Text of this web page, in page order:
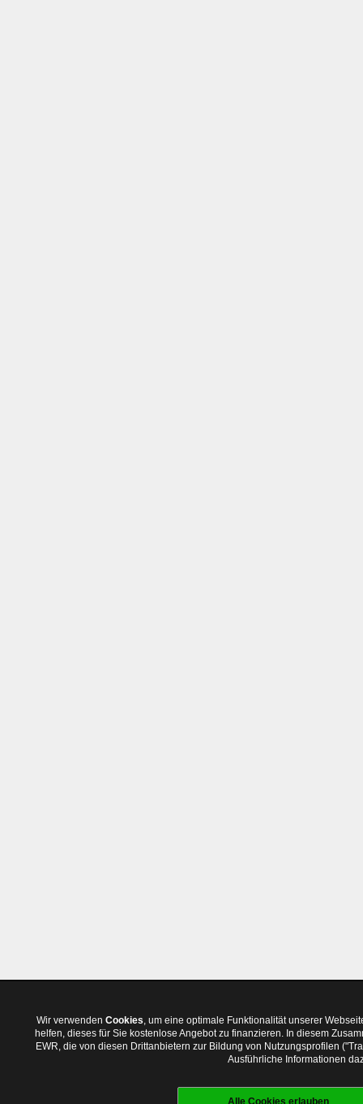
Wir verwenden Cookies, um eine optimale Funktionalität unserer
helfen, dieses für Sie kostenlose Angebot zu finanzieren. In diesem
EWR, die von diesen Drittanbietern zur Bildung von Nutzungsprofilen
Ausführliche Informationen
Alle Cookies erlauben